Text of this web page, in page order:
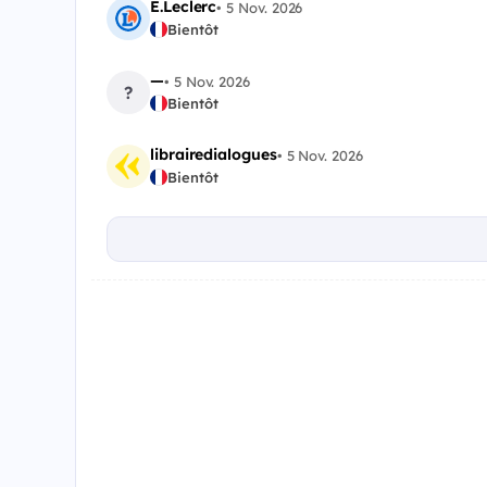
E.Leclerc•5 Nov. 2026
Bientôt
?
—• 5 Nov. 2026
Bientôt
librairedialogues• 5 Nov. 2026
Bientôt